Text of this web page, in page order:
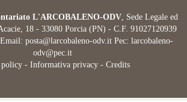
L'ARCOBALENO-ODV, Sede Legale ed
18 - 33080 Porcia (PN) - C.F. 91027120939
posta@larcobaleno-odv.itPec: larcobaleno-
odv@pec.it
policy - Informativa privacy - Credits